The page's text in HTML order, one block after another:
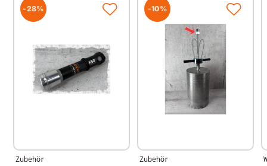
600x600mm
500x700mm
800x1400mm
1500x1500mm
-28%
Zubehör
-10%
Zubehör